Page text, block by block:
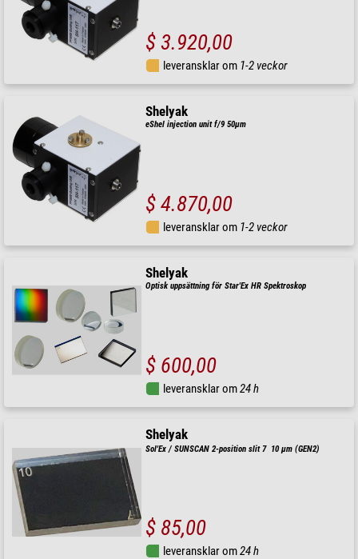
$ 3.920,00
leveransklar om 1-2 veckor
Shelyak
eShel injection unit f/9 50µm
$ 4.870,00
leveransklar om 1-2 veckor
Shelyak
Optisk uppsättning för Star'Ex HR Spektroskop
$ 600,00
leveransklar om24 h
Shelyak
Sol'Ex / SUNSCAN 2-position slit 7  10 µm (GEN2)
$ 85,00
leveransklar om24 h